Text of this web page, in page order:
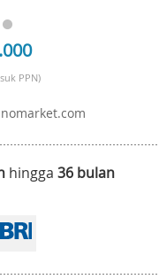
PPN)
hingga 36 bulan